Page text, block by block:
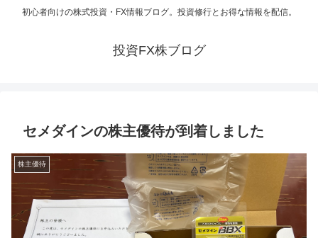
初心者向けの株式投資・FX情報ブログ。投資修行とお得な情報を配信。
投資FX株ブログ
セメダインの株主優待が到着しました
株主優待